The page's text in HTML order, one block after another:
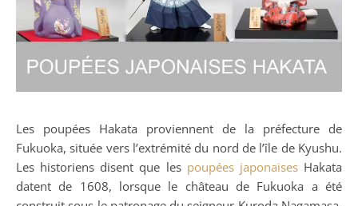
Les poupées Hakata proviennent de la préfecture de
Fukuoka, située vers l’extrémité du nord de l’île de Kyushu.
Les historiens disent que les poupées japonaisesHakata
datent de 1608, lorsque le château de Fukuoka a été